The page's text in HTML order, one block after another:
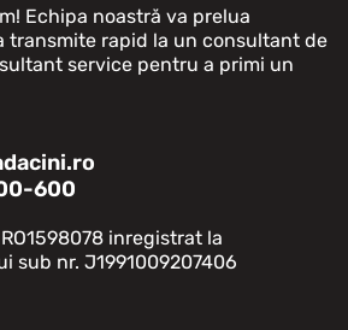
Echipa noastră va prelua
transmite rapid la un consultant de
service pentru a primi un
600
RO1598078 inregistrat la
sub nr. J1991009207406